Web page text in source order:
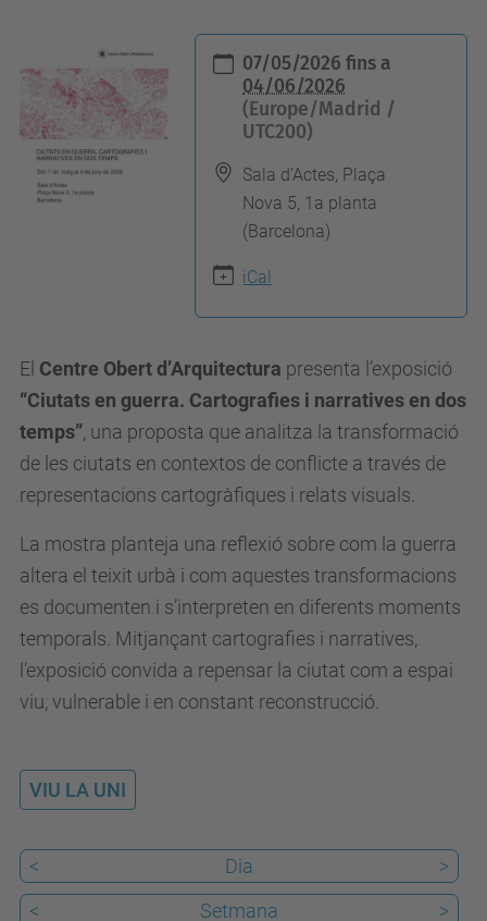
t
p
c
a
r
t
s
u
p
c
.
e
d
/
c
e
07/05/2026fins a
04/06/2026
(Europe/Madrid /
UTC200)
Sala d’Actes, Plaça
Nova 5, 1a planta
(Barcelona)
iCal
El Centre Obert d’Arquitectura presenta l’exposició
“Ciutats en guerra. Cartografies i narratives en dos
temps”, una proposta que analitza la transformació
de les ciutats en contextos de conflicte a través de
representacions cartogràfiques i relats visuals.
La mostra planteja una reflexió sobre com la guerra
altera el teixit urbà i com aquestes transformacions
es documenten i s’interpreten en diferents moments
temporals. Mitjançant cartografies i narratives,
l’exposició convida a repensar la ciutat com a espai
viu, vulnerable i en constant reconstrucció.
VIU LA UNI
< Dia
>
<
Setmana
>